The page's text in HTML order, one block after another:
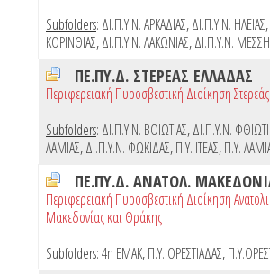
Subfolders: ΔΙ.Π.Υ.Ν. ΑΡΚΑΔΙΑΣ,ΔΙ.Π.Υ.Ν. ΗΛΕΙΑΣ,
ΚΟΡΙΝΘΙΑΣ,ΔΙ.Π.Υ.Ν. ΛΑΚΩΝΙΑΣ,ΔΙ.Π.Υ.Ν.
ΠΕ.ΠΥ.Δ. ΣΤΕΡΕΑΣ ΕΛΛΑΔΑΣ
Περιφερειακή Πυροσβεστική Διοίκηση
Subfolders: ΔΙ.Π.Υ.Ν. ΒΟΙΩΤΙΑΣ,ΔΙ.Π.Υ.Ν.
ΛΑΜΙΑΣ,ΔΙ.Π.Υ.Ν. ΦΩΚΙΔΑΣ,Π.Υ. ΙΤΕΑΣ,Π.Υ.
Περιφερειακή Πυροσβεστική Διοίκηση
Μακεδονίας και Θράκης
Subfolders:4η ΕΜΑΚ,Π.Υ. ΟΡΕΣΤΙΑΔΑΣ,